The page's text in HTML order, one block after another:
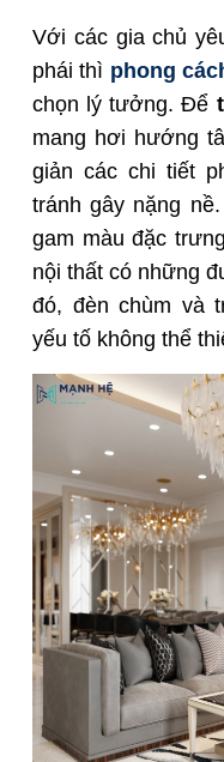
Với các gia chủ
phái thì phong
chọn lý tưởng. Để
mang hơi hướng
giản các chi tiết
tránh gây nặng
gam màu đặc
nội thất có những
đó, đèn chùm và
yếu tố không thể